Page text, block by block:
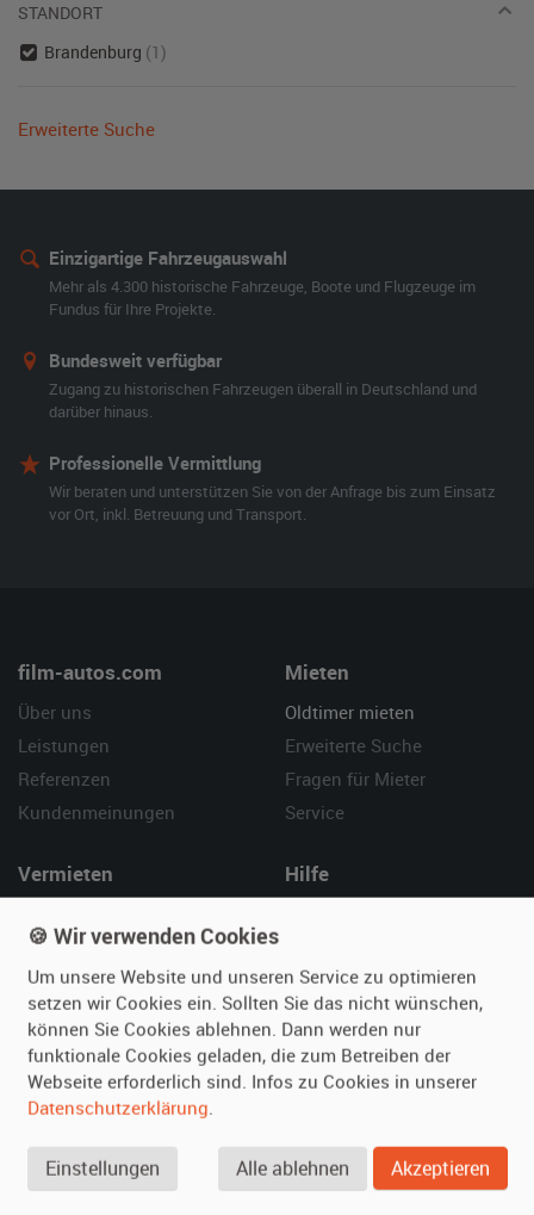
STANDORT
Brandenburg (1)
Erweiterte Suche
Einzigartige Fahrzeugauswahl
Mehr als 4.300 historische Fahrzeuge, Boote und Flugzeuge im
Fundus für Ihre Projekte.
Bundesweit verfügbar
Zugang zu historischen Fahrzeugen überall in Deutschland und
darüber hinaus.
Professionelle Vermittlung
Wir beraten und unterstützen Sie von der Anfrage bis zum Einsatz
vor Ort, inkl. Betreuung und Transport.
film-autos.com
Über uns
Leistungen
Referenzen
Kundenmeinungen
Mieten
Oldtimer mieten
Erweiterte Suche
Fragen für Mieter
Service
Vermieten
Fotos senden
Fragen für Vermieter
Inserat verwalten
Hilfe
Kontakt
SPECIAL
Berühmte Filmautos –
🍪 Wir verwenden Cookies
Um unsere Website und unseren Service zu optimieren
setzen wir Cookies ein. Sollten Sie das nicht wünschen,
können Sie Cookies ablehnen. Dann werden nur
funktionale Cookies geladen, die zum Betreiben der
Webseite erforderlich sind. Infos zu Cookies in unserer
Datenschutzerklärung.
Einstellungen Alle ablehnen Akzeptieren